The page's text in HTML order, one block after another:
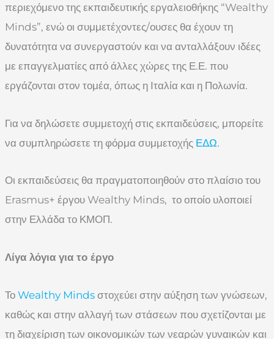
περιεχόμενο της εκπαιδευτικής εργαλειοθήκης “Wealthy
Minds”, ενώ οι συμμετέχοντες/ουσες θα έχουν τη
δυνατότητα να συνεργαστούν και να ανταλλάξουν ιδέες
με επαγγελματίες από άλλες χώρες της Ε.Ε. που
εργάζονται στον τομέα, όπως η Ιταλία και η Πολωνία.
Για να δηλώσετε συμμετοχή στις εκπαιδεύσεις, μπορείτε
να συμπληρώσετε τη φόρμα συμμετοχής ΕΔΩ.
Οι εκπαιδεύσεις θα πραγματοποιηθούν στο πλαίσιο του
Erasmus+ έργου Wealthy Minds, το οποίο υλοποιεί
στην Ελλάδα το ΚΜΟΠ.
Λίγα λόγια για το έργο
Το Wealthy Minds στοχεύει στην αύξηση των γνώσεων,
καθώς και στην αλλαγή των στάσεων που σχετίζονται με
τη διαχείριση των οικονομικών των νεαρών γυναικών και